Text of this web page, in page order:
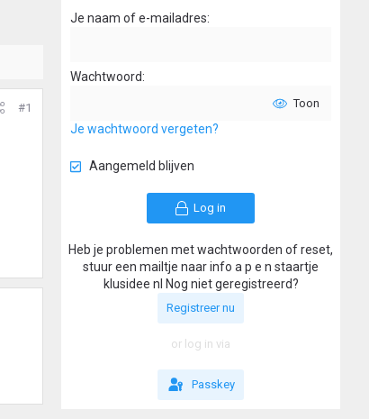
#1
Je naam of e-mailadres
Wachtwoord
Toon
Je wachtwoord vergeten?
Aangemeld blijven
Log in
Heb je problemen met wachtwoorden of reset,
stuur een mailtje naar info a p e n staartje
klusidee nl Nog niet geregistreerd?
Registreer nu
or log in via
Passkey